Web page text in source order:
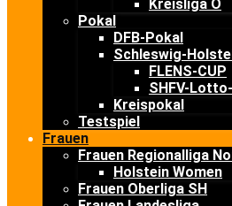
Kreisliga O
Pokal
DFB-Pokal
Schleswig-
FLENS-CUP
SHFV-
Kreispokal
Testspiel
Frauen
Frauen Regionalliga
Holstein Women
Frauen Oberliga SH